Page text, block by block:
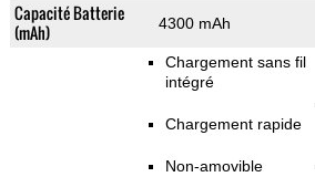
Capacité Batterie
(mAh)
4300 mAh
Chargement sans fil
intégré
Chargement rapide
Non-amovible